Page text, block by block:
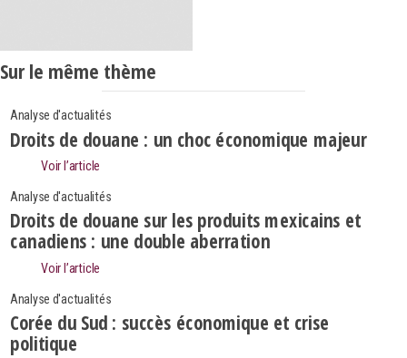
Sur le même thème
Analyse d'actualités
Droits de douane : un choc économique majeur
Voir l’article
Analyse d'actualités
Droits de douane sur les produits mexicains et
canadiens : une double aberration
Voir l’article
Analyse d'actualités
Corée du Sud : succès économique et crise
politique
Search